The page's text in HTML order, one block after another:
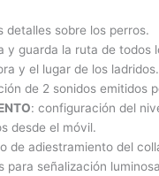
detalles sobre los perros.
y guarda la ruta de todos
y el lugar de los ladridos.
de 2 sonidos emitidos
: configuración del
desde el móvil.
de adiestramiento del
para señalización